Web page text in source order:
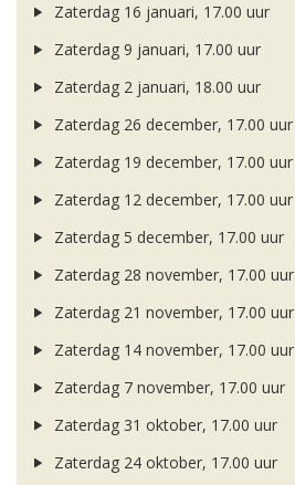
Zaterdag 16 januari, 17.00 uur
Zaterdag 9 januari, 17.00 uur
Zaterdag 2 januari, 18.00 uur
Zaterdag 26 december, 17.00 uur
Zaterdag 19 december, 17.00 uur
Zaterdag 12 december, 17.00 uur
Zaterdag 5 december, 17.00 uur
Zaterdag 28 november, 17.00 uur
Zaterdag 21 november, 17.00 uur
Zaterdag 14 november, 17.00 uur
Zaterdag 7 november, 17.00 uur
Zaterdag 31 oktober, 17.00 uur
Zaterdag 24 oktober, 17.00 uur